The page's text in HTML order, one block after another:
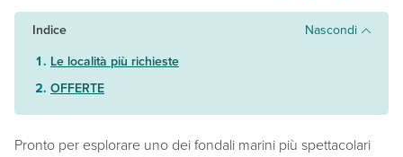
Indice Nascondi
Le località più richieste
OFFERTE
Pronto per esplorare uno dei fondali marini più spettacolari